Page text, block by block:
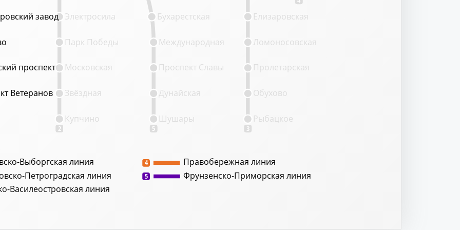
Выборгская линия
Петроградская линия
Василеостровская линия
Правобережная линия
4
Фрунзенско-Приморская линия
5
2 5 3
Ветеранов
Бухарестская
Международная
проспект
завод
Купчино
Звёздная
Московская
Парк Победы
Электросила
Рыбацкое
Обухово
Пролетарская
Ломоносовская
Елизаровская
Проспект Славы
Дунайская
Шушары
Ветеранов
проспект
завод